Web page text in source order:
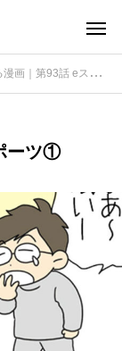
｜第93話 eスポーツ①
ーツ①